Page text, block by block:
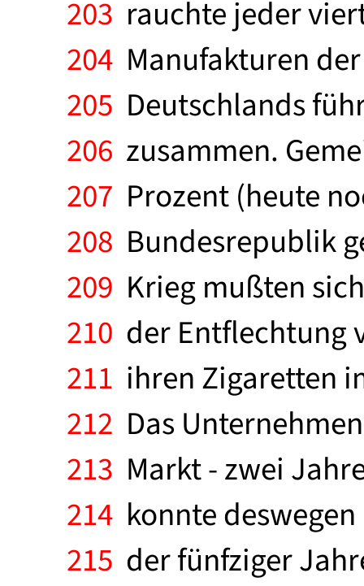
203 rauchte jeder
204 Manufakturen
205 Deutschlands
206 zusammen.
207 Prozent (heute
208 Bundesrepublik
209 Krieg mußten
210 der Entflechtung
211 ihren Zigaretten
212 Das
213 Markt - zwei
214 konnte
215 der fünfziger